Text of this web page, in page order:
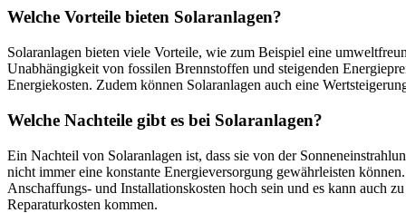
Welche Vorteile bieten Solaranlagen?
Solaranlagen bieten viele Vorteile, wie zum Beispiel eine
Unabhängigkeit von fossilen Brennstoffen und steigenden
Energiekosten. Zudem können Solaranlagen auch eine
Welche Nachteile gibt es bei Solaranlagen?
Ein Nachteil von Solaranlagen ist, dass sie von der
nicht immer eine konstante Energieversorgung gewährleisten
Anschaffungs- und Installationskosten hoch sein und es kann auch
Reparaturkosten kommen.